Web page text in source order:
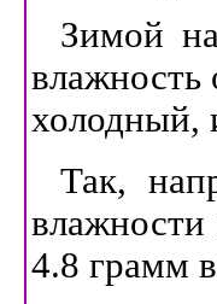
Зимой
холодный,
Так,
влажности
4.8 грамм